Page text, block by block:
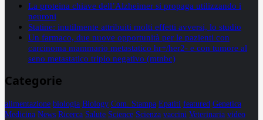
La proteina chiave dell’Alzheimer si propaga utilizzando i
neuroni
Statine: inutilmente attribuiti molti effetti avversi, lo studio
Un farmaco, due nuove opportunità per le pazienti con
carcinoma mammario metastatico hr+/her2- e con tumore al
seno metastatico triplo negativo (mtnbc)
Categorie
alimentazione biologia Biology Com. Stampa Epatiti featured Genetica
Medicina News Ricerca Salute Science Scienza vaccini Veterinaria video